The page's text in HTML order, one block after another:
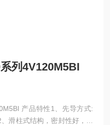
列4V120M5BI
产品特性1、先导方式:
滑柱式结构，密封性好，反